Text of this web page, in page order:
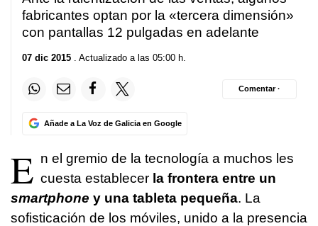
fabricantes optan por la «tercera dimensión»
con pantallas 12 pulgadas en adelante
07 dic 2015 . Actualizado a las 05:00 h.
Añade a La Voz de Galicia en Google
Comentar ·
E n el gremio de la tecnología a muchos les
cuesta establecer la frontera entre un
smartphone y una tableta pequeña. La
sofisticación de los móviles, unido a la presencia